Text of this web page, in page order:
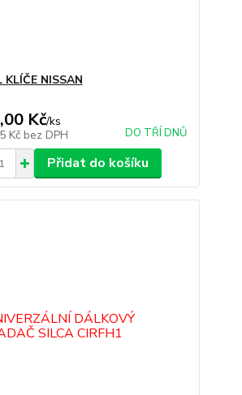
KLÍČE NISSAN
Kč/ks
Kč bez DPH DO TŘÍ DNŮ
Přidat do košíku